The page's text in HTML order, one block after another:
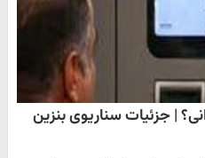
ایرانی؟ | جزئیات سناریوی بنزین